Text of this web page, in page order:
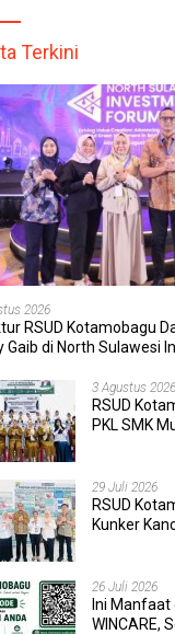
Terkini
2026
RSUD Kotamobagu
Gaib di North Sulawesi
3 Agustus 2026
RSUD
PKL SMK
29 Juli 2026
RSUD
Kunker
26 Juli 2026
Ini Manfaat
WINCARE,